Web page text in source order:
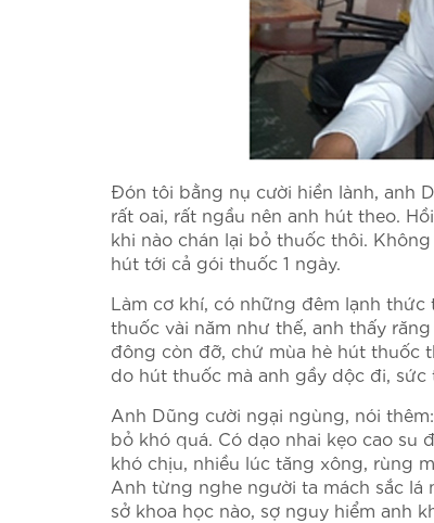
Đón tôi bằng nụ cười hiền lành, anh
rất oai, rất ngầu nên anh hút theo.
khi nào chán lại bỏ thuốc thôi.
hút tới cả gói thuốc 1 ngày.
Làm cơ khí, có những đêm lạnh
thuốc vài năm như thế, anh thấy
đông còn đỡ, chứ mùa hè hút thuốc
do hút thuốc mà anh gầy dộc đi, sức
Anh Dũng cười ngại ngùng, nói
bỏ khó quá. Có dạo nhai kẹo cao
khó chịu, nhiều lúc tăng xông, rùng
Anh từng nghe người ta mách sắc
sở khoa học nào, sợ nguy hiểm anh